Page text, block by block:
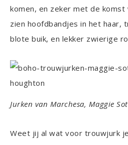
komen, en zeker met de komst
zien hoofdbandjes in het haar,
blote buik, en lekker zwierige
Jurken van Marchesa, Maggie
Weet jij al wat voor trouwjurk